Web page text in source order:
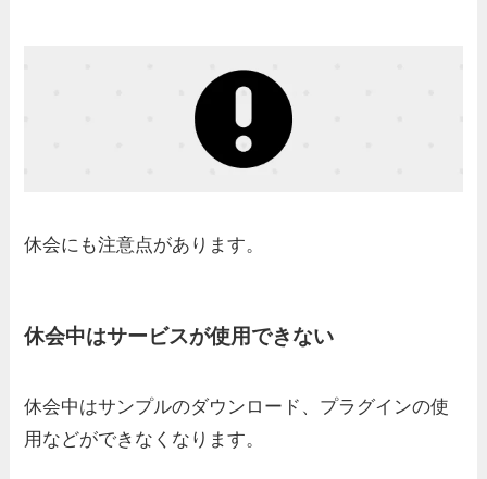
休会にも注意点があります。
休会中はサービスが使用できない
休会中はサンプルのダウンロード、プラグインの使
用などができなくなります。